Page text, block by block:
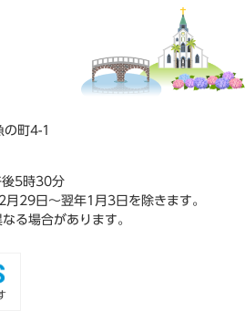
町4-1
5時30分
29日～翌年1月3日を除きます。
る場合があります。